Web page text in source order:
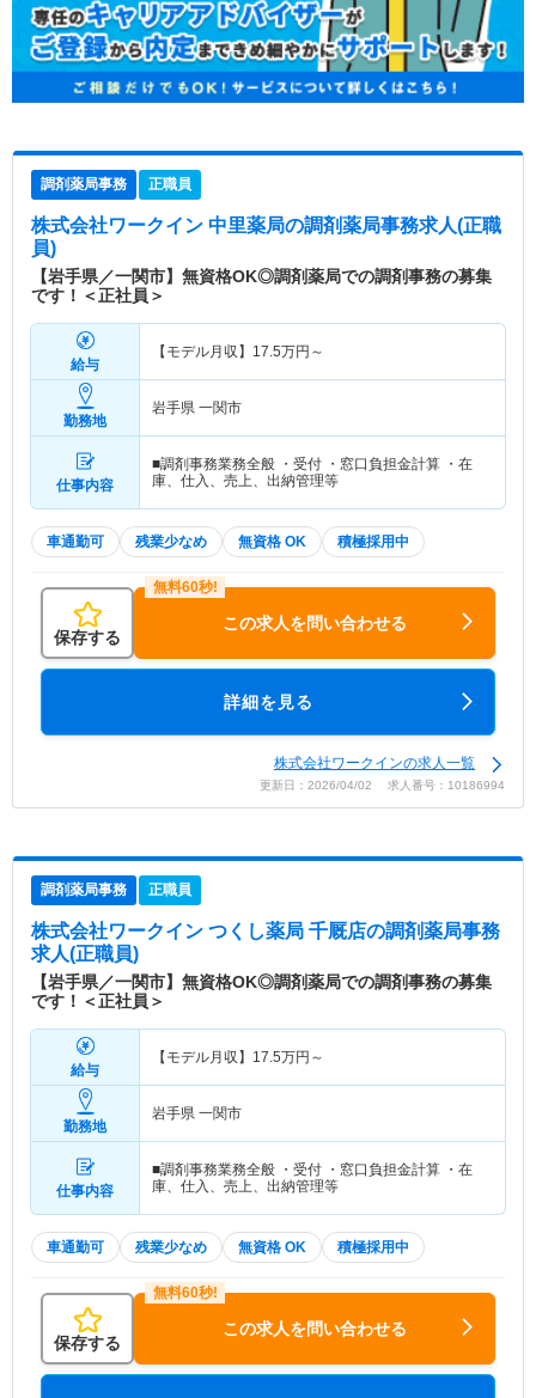
調剤薬局事務 正職員
株式会社ワークイン 中里薬局の調剤薬局事務求人(正職
員)
【岩手県／一関市】無資格OK◎調剤薬局での調剤事務の募集
です！＜正社員＞
給与
【モデル月収】 17.5万円～
勤務地
岩手県 一関市
仕事内容
■調剤事務業務全般 ・受付 ・窓口負担金計算 ・在
庫、仕入、売上、出納管理等
車通勤可 残業少なめ 無資格 OK 積極採用中
保存する
この求人を問い合わせる
詳細を見る
株式会社ワークインの求人一覧
更新日：2026/04/02 求人番号：10186994
調剤薬局事務 正職員
株式会社ワークイン つくし薬局 千厩店の調剤薬局事務
求人(正職員)
【岩手県／一関市】無資格OK◎調剤薬局での調剤事務の募集
です！＜正社員＞
給与
【モデル月収】 17.5万円～
勤務地
岩手県 一関市
仕事内容
■調剤事務業務全般 ・受付 ・窓口負担金計算 ・在
庫、仕入、売上、出納管理等
車通勤可 残業少なめ 無資格 OK 積極採用中
保存する
この求人を問い合わせる